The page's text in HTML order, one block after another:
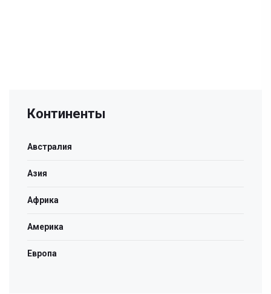
Континенты
Австралия
Азия
Африка
Америка
Европа